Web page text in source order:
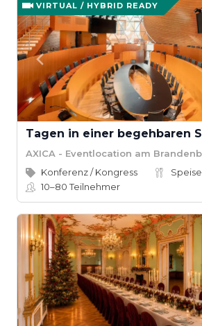
VIRTUAL / HYBRID READY
Tagen in einer begehbaren
AXICA - Eventlocation am
Konferenz / Kongress
10–80Teilnehmer